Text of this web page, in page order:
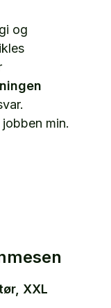
og
min.
XXL